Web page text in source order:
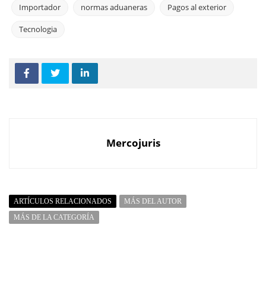
Importador normas aduaneras Pagos al exterior
Tecnologia
Mercojuris
ARTÍCULOS RELACIONADOS
MÁS DEL AUTOR
MÁS DE LA CATEGORÍA